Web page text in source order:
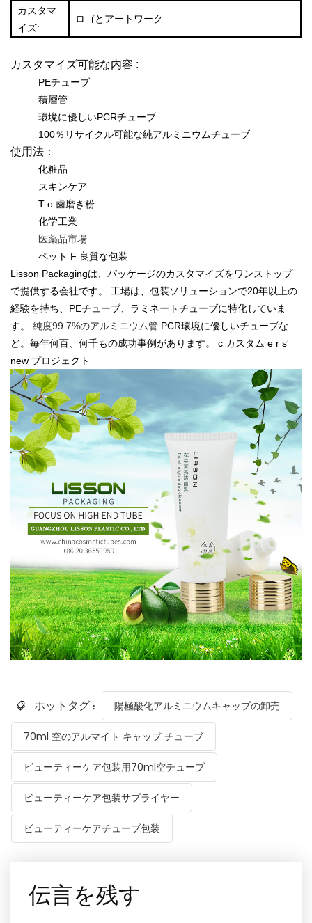
カスタマ
イズ:
ロゴとアートワーク
カスタマイズ可能な内容 :
PEチューブ
積層管
環境に優しいPCRチューブ
100％リサイクル可能な純アルミニウムチューブ
使用法：
化粧品
スキンケア
T o 歯磨き粉
化学工業
医薬品市場
ペット F 良質な包装
Lisson Packagingは、パッケージのカスタマイズをワンストップ
で提供する会社です。 工場は、包装ソリューションで20年以上の
経験を持ち、PEチューブ、ラミネートチューブに特化していま
す。 純度99.7%のアルミニウム管 PCR環境に優しいチューブな
ど。毎年何百、何千もの成功事例があります。 c カスタム e r s'
new プロジェクト
ホットタグ : 陽極酸化アルミニウムキャップの卸売
70ml 空のアルマイト キャップ チューブ
ビューティーケア包装用70ml空チューブ
ビューティーケア包装サプライヤー
ビューティーケアチューブ包装
伝言を残す